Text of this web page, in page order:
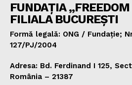
FUNDAȚIA
FILIALA BUCUREȘTI
Formă legală: ONG / Fundație;
127/PJ/2004
Adresa: Bd. Ferdinand I 125,
România – 21387